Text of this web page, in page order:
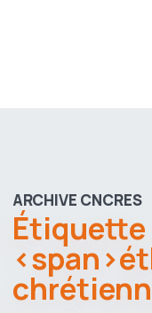
ARCHIVE CNCRES
Étiquette